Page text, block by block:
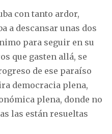
con tanto ardor,
a descansar unas dos
para seguir en su
que gasten allá, se
de ese paraíso
democracia plena,
plena, donde no
las están resueltas